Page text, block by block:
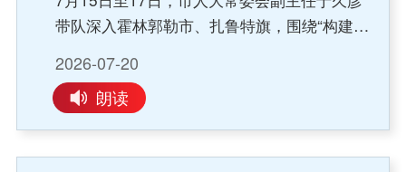
身地方经济社会建设，在防灾救灾、维稳安
保、乡村振兴等急难险重任务中勇挑重担，为
保障全市经济发展和人民安居乐业，付出了辛
勤的努力，作出了积极的贡献。奇·达楞太强
调，今年是“十五五”开局之年，也是推进建军
一百年奋斗目标的攻坚之年。希望驻市部队赓
续优良传统，忠诚履行使命，继续与地方同心
区、市本级选人用人违纪违法问题典型案例。
市委常委、组织部部长张传华主持会议。孟宪
东指出，市县乡领导班子换届是今年全市政治
生活中的一件大事。换届风气是否清正严明，
选人用人是否公道正派，直接检验各级党委的
政治判断力、政治领悟力、政治执行力。全市
带队深入霍林郭勒市、扎鲁特旗，围绕“构建现
题开展专题调研，并召开座谈会。副市长牛文
俊出席座谈会，驻市自治区人大代表参加。在
霍林郭勒市，调研组先后走进创源金属、霍都
新材料、北方铝业、旭阳新材料、南露天煤矿
2026-07-20
朗读